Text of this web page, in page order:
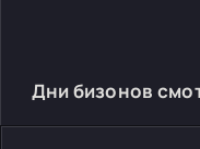
Дни бизонов